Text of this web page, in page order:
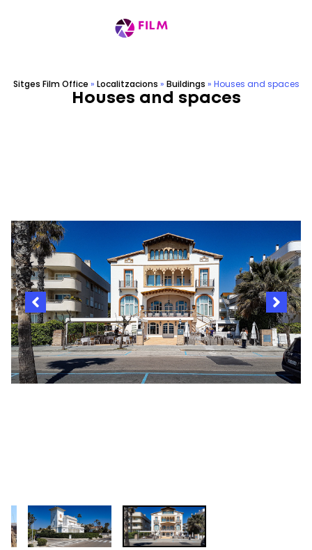
Sitges Film Office » Localitzacions » Buildings » Houses and spaces
Houses and spaces